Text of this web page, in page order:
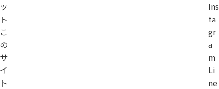
ッ
ト
こ
の
サ
イ
ト
Ins
ta
gr
a
m
Li
ne